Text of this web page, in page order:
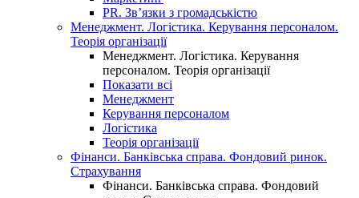
PR. Зв’язки з громадськістю
Менеджмент. Логістика. Керування персоналом.
Теорія організації
Менеджмент. Логістика. Керування
персоналом. Теорія організації
Показати всі
Менеджмент
Керування персоналом
Логістика
Теорія організації
Фінанси. Банківська справа. Фондовий ринок.
Страхування
Фінанси. Банківська справа. Фондовий